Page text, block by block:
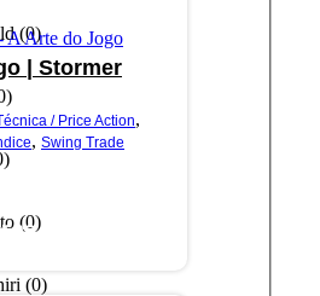
(0)
)
)
(0)
(0)
| Stormer
/ Price Action,
, Swing Trade
ao carrinho